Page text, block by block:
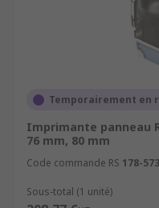
doivent correspondre à
plus, il faut prévoir la
dimension de la face
Une vitesse
les applications où de
être imprimées sur
peut aussi être
Temporairement en
Imprimante panneau
76 mm, 80 mm
Code commande RS 178-
Sous-total (1 unité)